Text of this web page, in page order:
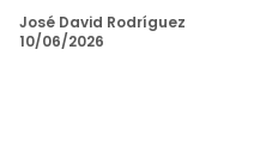
José David Rodríguez
10/06/2026